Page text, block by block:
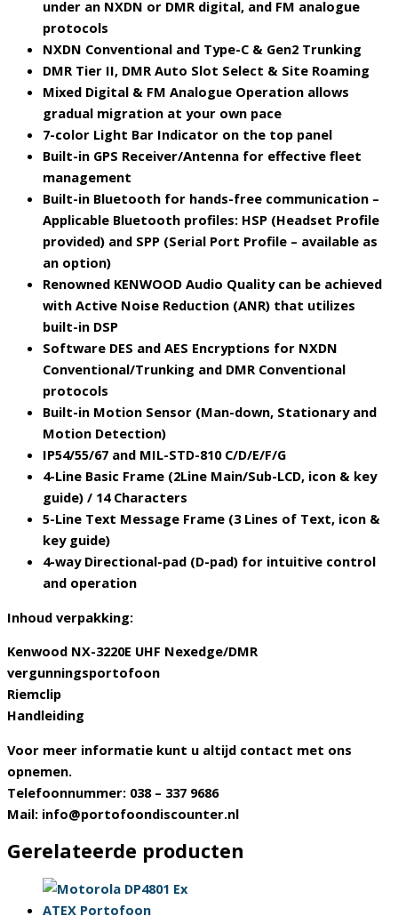
under an NXDN or DMR digital, and FM analogue
protocols
NXDN Conventional and Type-C & Gen2 Trunking
DMR Tier II, DMR Auto Slot Select & Site Roaming
Mixed Digital & FM Analogue Operation allows
gradual migration at your own pace
7-color Light Bar Indicator on the top panel
Built-in GPS Receiver/Antenna for effective fleet
management
Built-in Bluetooth for hands-free communication –
Applicable Bluetooth profiles: HSP (Headset Profile
provided) and SPP (Serial Port Profile – available as
an option)
Renowned KENWOOD Audio Quality can be achieved
with Active Noise Reduction (ANR) that utilizes
built-in DSP
Software DES and AES Encryptions for NXDN
Conventional/Trunking and DMR Conventional
protocols
Built-in Motion Sensor (Man-down, Stationary and
Motion Detection)
IP54/55/67 and MIL-STD-810 C/D/E/F/G
4-Line Basic Frame (2Line Main/Sub-LCD, icon & key
guide) / 14 Characters
5-Line Text Message Frame (3 Lines of Text, icon &
key guide)
4-way Directional-pad (D-pad) for intuitive control
and operation
Inhoud verpakking:
Kenwood NX-3220E UHF Nexedge/DMR
vergunningsportofoon
Riemclip
Handleiding
Voor meer informatie kunt u altijd contact met ons
opnemen.
Telefoonnummer: 038 – 337 9686
Mail: info@portofoondiscounter.nl
Gerelateerde producten